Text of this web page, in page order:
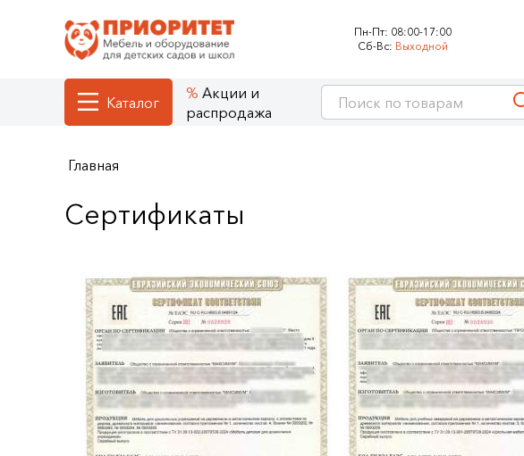
Пн-Пт: 08:00-17:00
Сб-Вс: Выходной
Каталог
Акции и
распродажа
Главная
Сертификаты